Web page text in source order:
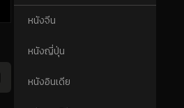
หนังจีน
หนังญี่ปุ่น
หนังอินเดีย